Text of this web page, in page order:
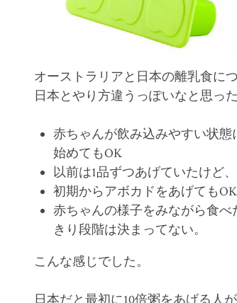
オーストラリアと日本の離乳食に
日本とやり方違うっぽいなと思った
赤ちゃんが飲み込みやすい状
始めてもOK
以前は1品ずつあげていたけど
初期からアボカドをあげてもOK
赤ちゃんの様子をみながら食べ
きり段階は決まってない。
こんな感じでした。
日本だと最初に10倍粥をあげる人